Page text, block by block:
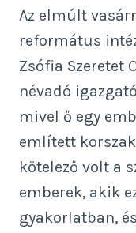
Az elmúlt
református
Zsófia Szeretet
névadó
mivel ő egy
említett
kötelező volt a
emberek, akik
gyakorlatban,